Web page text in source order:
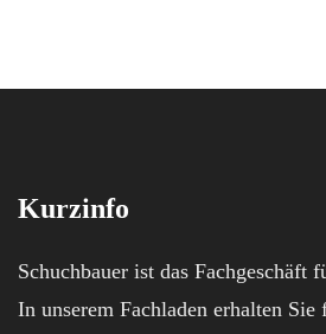
Kurzinfo
Schuchbauer ist das
In unserem Fachladen erhalten